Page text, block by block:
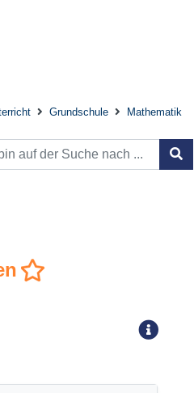
Grundschule
Mathematik